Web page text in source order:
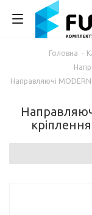
Головна -
Направляючі